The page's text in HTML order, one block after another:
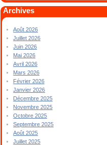
Archives
Août 2026
Juillet 2026
Juin 2026
Mai 2026
Avril 2026
Mars 2026
Février 2026
Janvier 2026
Décembre 2025
Novembre 2025
Octobre 2025
Septembre 2025
Août 2025
Juillet 2025